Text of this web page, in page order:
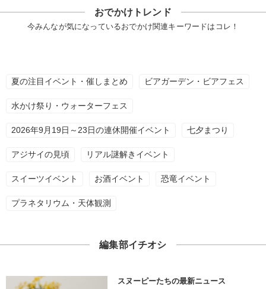
おでかけトレンド
今みんなが気になっているおでかけ関連キーワードはコレ！
夏の注目イベント・催しまとめ ビアガーデン・ビアフェス
水かけ祭り・ウォーターフェス
2026年9月19日～23日の連休開催イベント 七夕まつり
アジサイの見頃 リアル謎解きイベント
スイーツイベント お酒イベント 恐竜イベント
プラネタリウム・天体観測
編集部イチオシ
スヌーピーたちの最新ニュース